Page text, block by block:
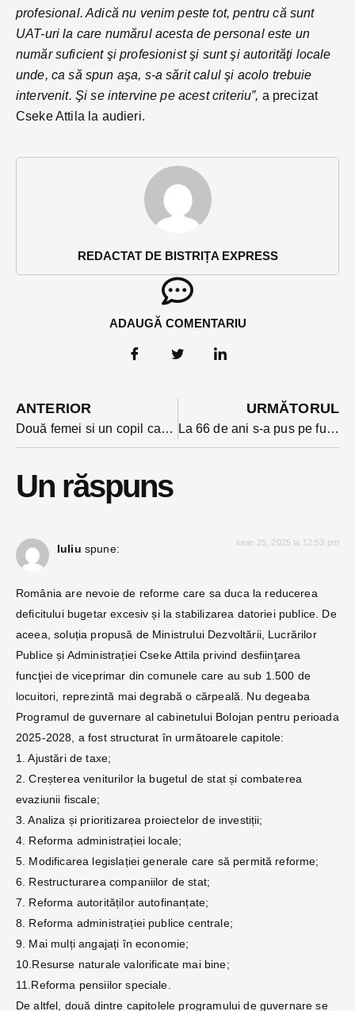
REDACTAT DE BISTRIȚA EXPRESS
ADAUGĂ COMENTARIU
profesional. Adică nu venim peste tot, pentru că sunt
UAT-uri la care numărul acesta de personal este un
număr suficient şi profesionist şi sunt şi autorităţi locale
unde, ca să spun aşa, s-a sărit calul şi acolo trebuie
intervenit. Şi se intervine pe acest criteriu”, a precizat
Cseke Attila la audieri.
ANTERIOR
Două femei si un copil care circulau pe marginea drumului în Josenii Bargaului loviți de un autoturism
URMĂTORUL
La 66 de ani s-a pus pe furat mașini din curtea unei companii: le-a luat la testat până a găsit-o pe cea care să-l duca la Toplița
Un răspuns
Iuliu spune: iunie 25, 2025 la 12:53 pm
România are nevoie de reforme care sa duca la reducerea
deficitului bugetar excesiv și la stabilizarea datoriei publice. De
aceea, soluția propusă de Ministrului Dezvoltării, Lucrărilor
Publice și Administrației Cseke Attila privind desfiinţarea
funcţiei de viceprimar din comunele care au sub 1.500 de
locuitori, reprezintă mai degrabă o cărpeală. Nu degeaba
Programul de guvernare al cabinetului Bolojan pentru perioada
2025-2028, a fost structurat în următoarele capitole:
1. Ajustări de taxe;
2. Creșterea veniturilor la bugetul de stat și combaterea
evaziunii fiscale;
3. Analiza și prioritizarea proiectelor de investiții;
4. Reforma administrației locale;
5. Modificarea legislației generale care să permită reforme;
6. Restructurarea companiilor de stat;
7. Reforma autorităților autofinanțate;
8. Reforma administrației publice centrale;
9. Mai mulți angajați în economie;
10.Resurse naturale valorificate mai bine;
11.Reforma pensiilor speciale.
De altfel, două dintre capitolele programului de guvernare se